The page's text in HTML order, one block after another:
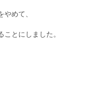
めて、
とにしました。